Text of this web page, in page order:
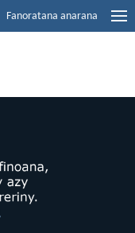
Fanoratana anarana